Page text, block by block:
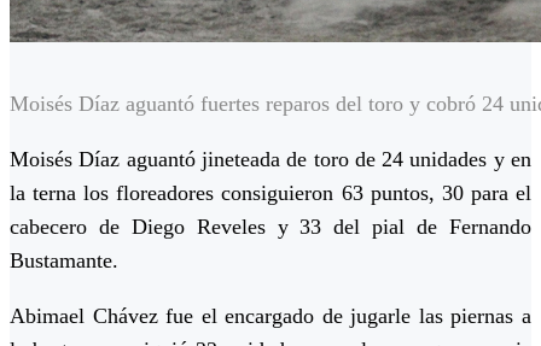
Moisés Díaz aguantó fuertes reparos del toro y cobró 24
Moisés Díaz aguantó jineteada de toro de 24 unidades y en
la terna los floreadores consiguieron 63 puntos, 30 para el
cabecero de Diego Reveles y 33 del pial de Fernando
Bustamante.
Abimael Chávez fue el encargado de jugarle las piernas a